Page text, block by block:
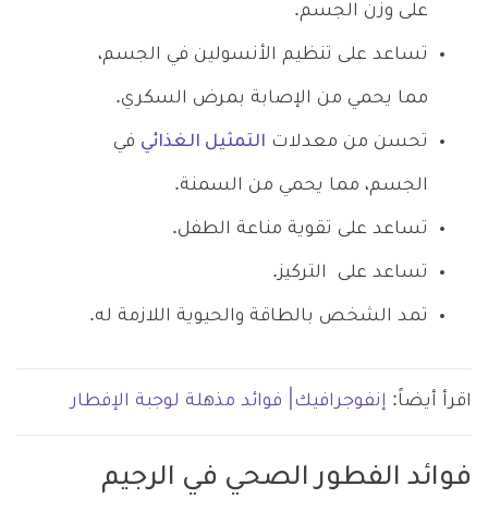
على وزن الجسم.
تساعد على تنظيم الأنسولين في الجسم،
مما يحمي من الإصابة بمرض السكري.
تحسن من معدلات التمثيل الغذائي في
الجسم، مما يحمي من السمنة.
تساعد على تقوية مناعة الطفل.
تساعد على التركيز.
تمد الشخص بالطاقة والحيوية اللازمة له.
اقرأ أيضاً: إنفوجرافيك| فوائد مذهلة لوجبة الإفطار
فوائد الفطور الصحي في الرجيم